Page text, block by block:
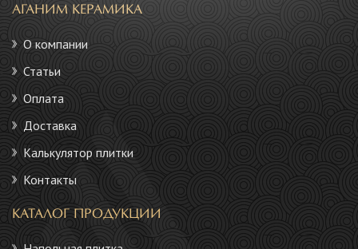
АГАНИМ КЕРАМИКА
О компании
Статьи
Оплата
Доставка
Калькулятор плитки
Контакты
КАТАЛОГ ПРОДУКЦИИ